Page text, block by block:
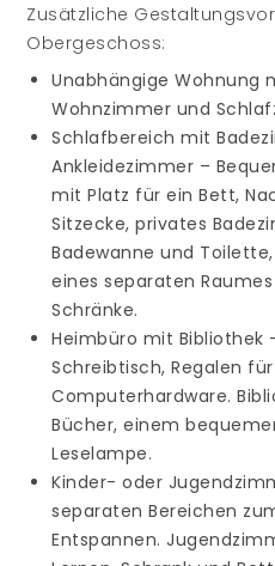
Zusätzliche
Obergeschoss:
Unabhängige Wohnung
Wohnzimmer und
Schlafbereich mit
Ankleidezimmer –
mit Platz für ein Bett,
Sitzecke, privates
Badewanne und
eines separaten
Schränke.
Heimbüro mit Bibliothek
Schreibtisch, Regalen
Computerhardware.
Bücher, einem
Leselampe.
Kinder- oder
separaten Bereichen
Entspannen.